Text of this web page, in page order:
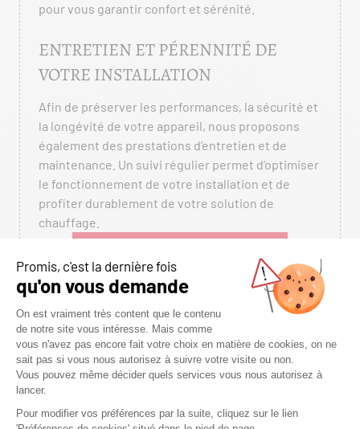
pour vous garantir confort et sérénité.
ENTRETIEN ET PÉRENNITÉ DE
VOTRE INSTALLATION
Afin de préserver les performances, la sécurité et
la longévité de votre appareil, nous proposons
également des prestations d’entretien et de
maintenance. Un suivi régulier permet d’optimiser
le fonctionnement de votre installation et de
profiter durablement de votre solution de
chauffage.